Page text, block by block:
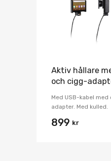
Aktiv hållare
och cigg-
Med USB-kabel
adapter. Med kulled.
899 kr